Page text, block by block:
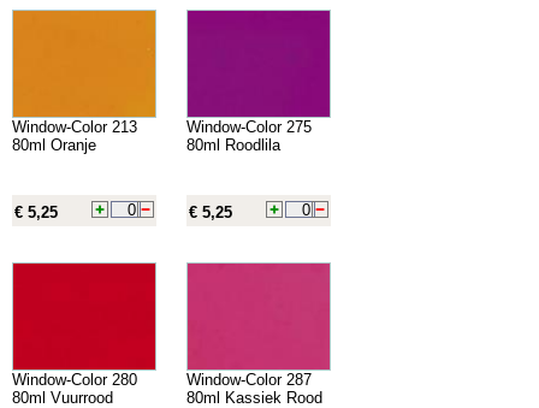
Window-Color 213
80ml Oranje
€ 5,25
Window-Color 275
80ml Roodlila
€ 5,25
Window-Color 280
80ml Vuurrood
Window-Color 287
80ml Kassiek Rood